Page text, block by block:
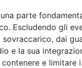
parte
Escludendo gli
dai
e la sua
e limitare i